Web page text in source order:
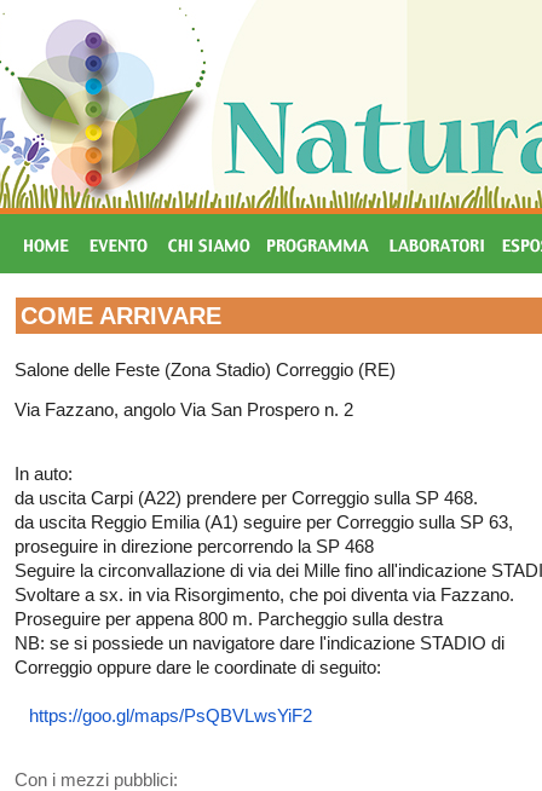
COME ARRIVARE
Salone delle Feste (Zona Stadio) Correggio (RE)
Via Fazzano, angolo Via San Prospero n. 2
In auto:
da uscita Carpi (A22) prendere per Correggio sulla SP 468.
da uscita Reggio Emilia (A1) seguire per Correggio sulla SP 63,
proseguire in direzione percorrendo la SP 468
Seguire la circonvallazione di via dei Mille fino all'indicazione
Svoltare a sx. in via Risorgimento, che poi diventa via Fazzano.
Proseguire per appena 800 m. Parcheggio sulla destra
NB: se si possiede un navigatore dare l'indicazione STADIO di
Correggio oppure dare le coordinate di seguito:
https://goo.gl/maps/PsQBVLwsYiF2
Con i mezzi pubblici: